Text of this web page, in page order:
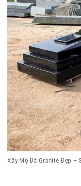
Xây Mộ Đá Granite Đẹp –